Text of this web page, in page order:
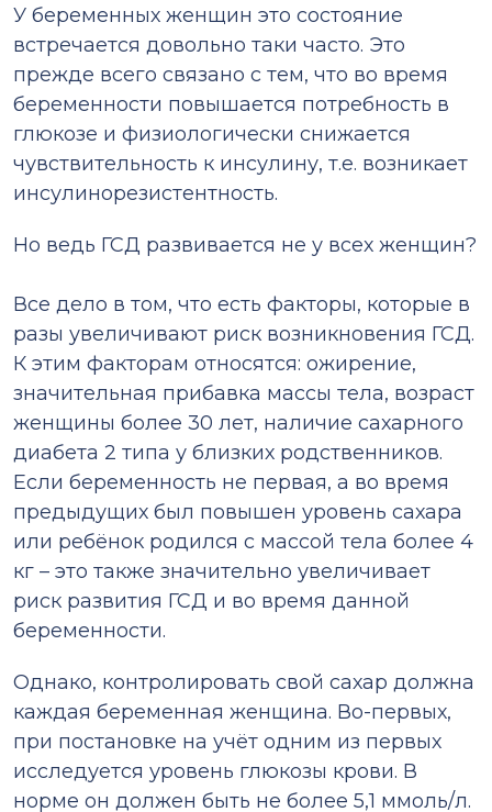
У беременных женщин это состояние
встречается довольно таки часто. Это
прежде всего связано с тем, что во время
беременности повышается потребность в
глюкозе и физиологически снижается
чувствительность к инсулину, т.е. возникает
инсулинорезистентность.
Но ведь ГСД развивается не у всех женщин?
Все дело в том, что есть факторы, которые в
разы увеличивают риск возникновения ГСД.
К этим факторам относятся: ожирение,
значительная прибавка массы тела, возраст
женщины более 30 лет, наличие сахарного
диабета 2 типа у близких родственников.
Если беременность не первая, а во время
предыдущих был повышен уровень сахара
или ребёнок родился с массой тела более 4
кг – это также значительно увеличивает
риск развития ГСД и во время данной
беременности.
Однако, контролировать свой сахар должна
каждая беременная женщина. Во-первых,
при постановке на учёт одним из первых
исследуется уровень глюкозы крови. В
норме он должен быть не более 5,1 ммоль/л.